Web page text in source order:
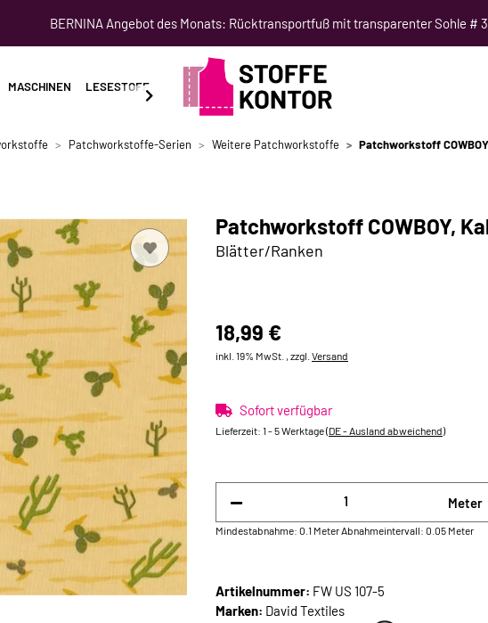
BERNINA Angebot des Monats: Rücktransportfuß mit transparenter Sohle #
MASCHINEN LESESTOFF SCHNITTMUSTER NÄHKURSE
Patchworkstoffe-Serien Weitere Patchworkstoffe Patchworkstoff
Patchworkstoff COWBOY,
Blätter/Ranken
18,99 €
inkl. 19% MwSt. , zzgl. Versand
Sofort verfügbar
Lieferzeit: 1 - 5 Werktage(DE - Ausland abweichend)
Meter
Mindestabnahme: 0.1 MeterAbnahmeintervall: 0.05 Meter
Artikelnummer: FW US 107-5
Marken: David Textiles